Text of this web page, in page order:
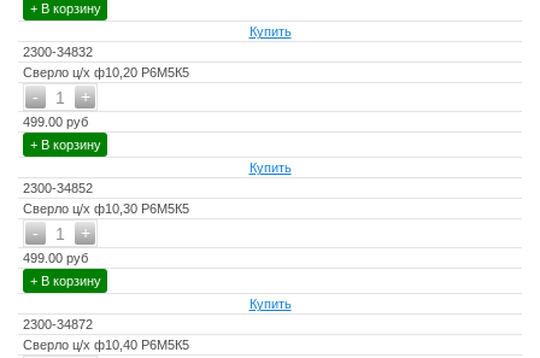
+ В корзину
Купить
2300-34832
Сверло ц/х ф10,20 Р6М5К5
+
- 1
499.00 руб
+ В корзину
Купить
2300-34852
Сверло ц/х ф10,30 Р6М5К5
+
- 1
499.00 руб
+ В корзину
Купить
2300-34872
Сверло ц/х ф10,40 Р6М5К5